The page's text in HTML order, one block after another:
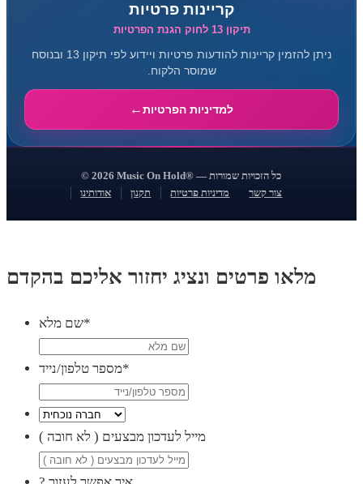
קריינות פרטיות
תיקון 13 לחוק הגנת הפרטיות
ניתן להזמין קריינות להודעות פרטיות ויידוע לפי תיקון 13 ובנוסח
שמוסר הלקוח.
למדיניות הפרטיות
© 2026 Music On Hold® — כל הזכויות שמורות
אודותינו
תקנון מדיניות פרטיות צור קשר
מלאו פרטים ונציג יחזור אליכם בהקדם
שם מלא*
מספר טלפון/נייד*
( מייל לעדכון מבצעים ( לא חובה